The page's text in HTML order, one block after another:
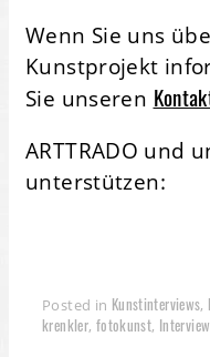
Wenn Sie uns
Kunstprojekt
Sie unseren
ARTTRADO und
unterstützen:
Posted in Kunstinterviews,
krenkler, fotokunst,